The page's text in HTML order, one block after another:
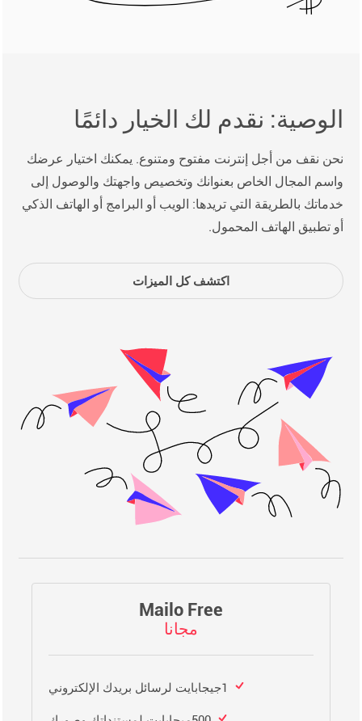
الوصية: نقدم لك الخيار دائمًا
نحن نقف من أجل إنترنت مفتوح ومتنوع. يمكنك اختيار عرضك
واسم المجال الخاص بعنوانك وتخصيص واجهتك والوصول إلى
خدماتك بالطريقة التي تريدها: الويب أو البرامج أو الهاتف الذكي
أو تطبيق الهاتف المحمول.
اكتشف كل الميزات
Mailo Free
مجانا
1جيجابايت لرسائل بريدك الإلكتروني